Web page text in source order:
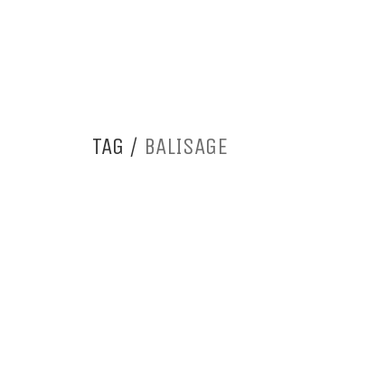
TAG / BALISAGE